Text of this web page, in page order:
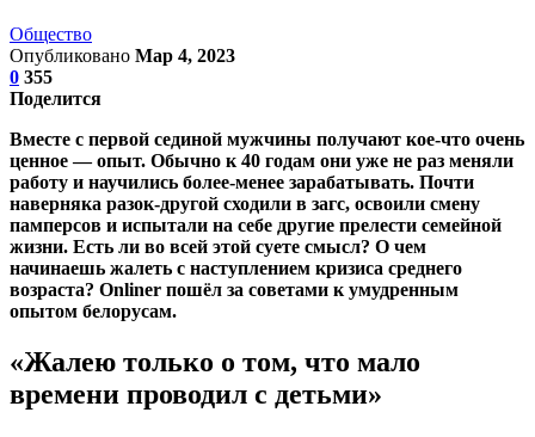
Общество
Опубликовано Мар 4, 2023
0 355
Поделится
Вместе с первой сединой мужчины получают кое-что очень
ценное — опыт. Обычно к 40 годам они уже не раз меняли
работу и научились более-менее зарабатывать. Почти
наверняка разок-другой сходили в загс, освоили смену
памперсов и испытали на себе другие прелести семейной
жизни. Есть ли во всей этой суете смысл? О чем
начинаешь жалеть с наступлением кризиса среднего
возраста? Onliner пошёл за советами к умудренным
опытом белорусам.
«Жалею только о том, что мало
времени проводил с детьми»